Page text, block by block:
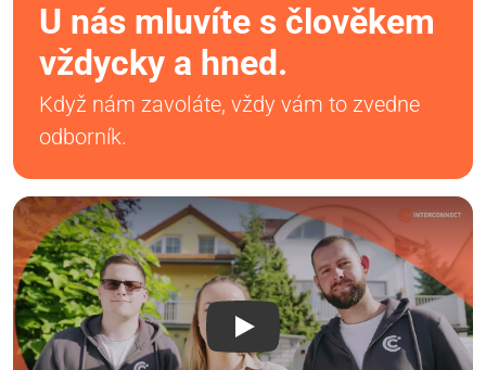
U nás mluvíte s člověkem
vždycky a hned.
Když nám zavoláte, vždy vám to zvedne
odborník.